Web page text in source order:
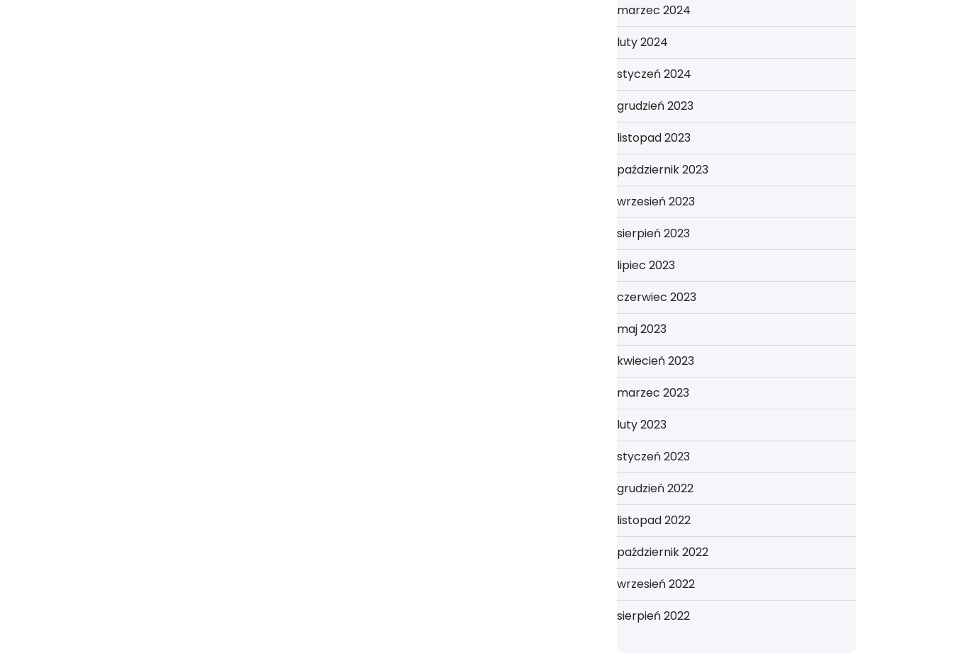
marzec 2024
luty 2024
styczeń 2024
grudzień 2023
listopad 2023
październik 2023
wrzesień 2023
sierpień 2023
lipiec 2023
czerwiec 2023
maj 2023
kwiecień 2023
marzec 2023
luty 2023
styczeń 2023
grudzień 2022
listopad 2022
październik 2022
wrzesień 2022
sierpień 2022